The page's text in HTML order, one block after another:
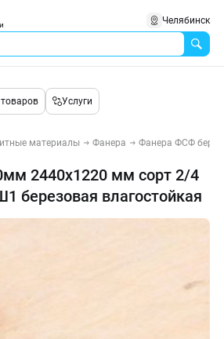
Челябинск
Услуги
материалы Фанера Фанера ФСФ
2440х1220 мм сорт 2/4
березовая влагостойкая